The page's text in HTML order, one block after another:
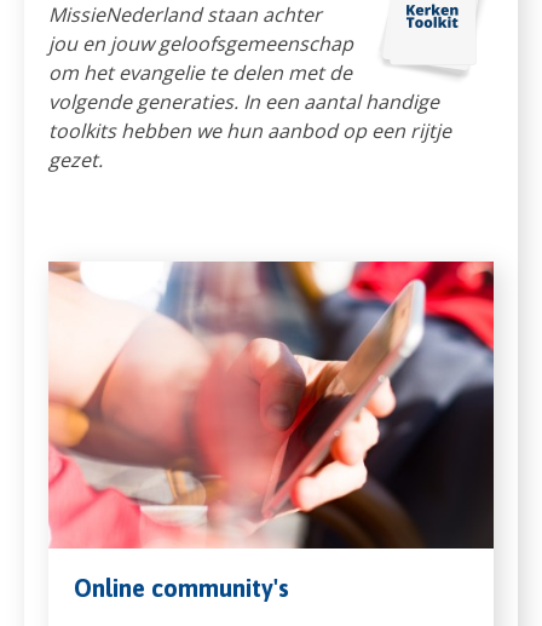
MissieNederland staan achter
jou en jouw geloofsgemeenschap
om het evangelie te delen met de
volgende generaties. In een aantal handige
toolkits hebben we hun aanbod op een rijtje
gezet.
Online community's